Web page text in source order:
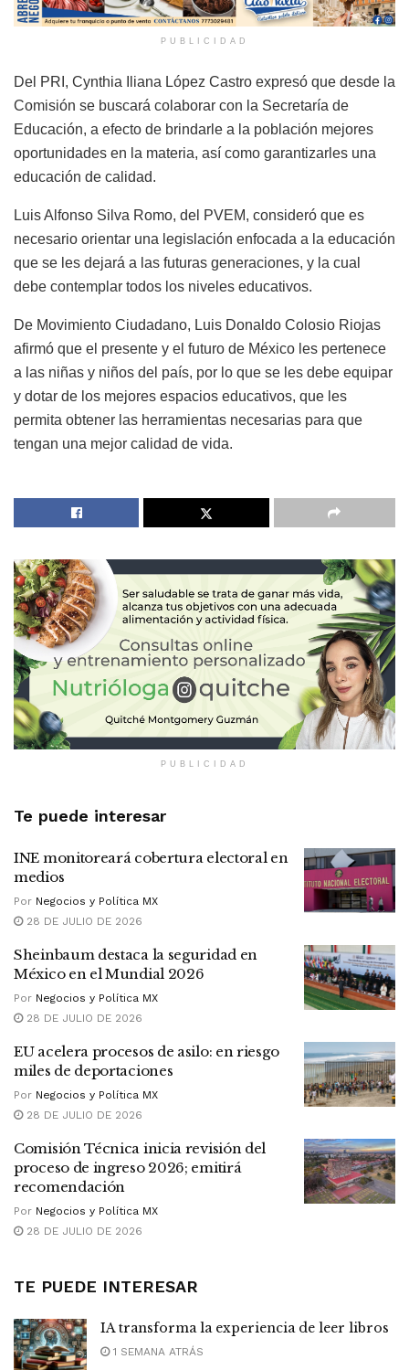
PUBLICIDAD
Del PRI, Cynthia Iliana López Castro expresó que desde la
Comisión se buscará colaborar con la Secretaría de
Educación, a efecto de brindarle a la población mejores
oportunidades en la materia, así como garantizarles una
educación de calidad.
Luis Alfonso Silva Romo, del PVEM, consideró que es
necesario orientar una legislación enfocada a la educación
que se les dejará a las futuras generaciones, y la cual
debe contemplar todos los niveles educativos.
De Movimiento Ciudadano, Luis Donaldo Colosio Riojas
afirmó que el presente y el futuro de México les pertenece
a las niñas y niños del país, por lo que se les debe equipar
y dotar de los mejores espacios educativos, que les
permita obtener las herramientas necesarias para que
tengan una mejor calidad de vida.
PUBLICIDAD
Te puede interesar
INE monitoreará cobertura electoral en
medios
Por Negocios y Política MX
28 DE JULIO DE 2026
Sheinbaum destaca la seguridad en
México en el Mundial 2026
Por Negocios y Política MX
28 DE JULIO DE 2026
EU acelera procesos de asilo: en riesgo
miles de deportaciones
Por Negocios y Política MX
28 DE JULIO DE 2026
Comisión Técnica inicia revisión del
proceso de ingreso 2026; emitirá
recomendación
Por Negocios y Política MX
28 DE JULIO DE 2026
TE PUEDE INTERESAR
IA transforma la experiencia de leer libros
1 SEMANA ATRÁS